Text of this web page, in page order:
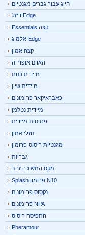
חיוג עבור גברים מגנטיים
Edge דיזל
קצה Essentials
Edge אלמוג
קצה אמון
האדם אופוריה
מיידית כנות
מיידית שיין
יכאבראיקאר פרומונים
מיידית נטלמן
פתיחות מיידית
נוזלי אמון
מגנטיות ריסוס פרומון
גבריות
מקס המשיכה זהב
N10 פרומון Splash
נקסוס פרומונים
NPA פרומונים
התפיסה ריסוס
Pheramour